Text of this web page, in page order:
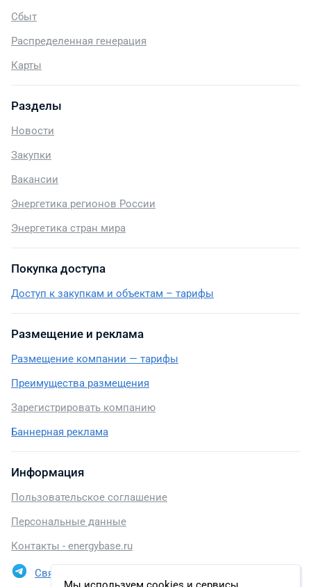
Сбыт
Распределенная генерация
Карты
Разделы
Новости
Закупки
Вакансии
Энергетика регионов России
Энергетика стран мира
Покупка доступа
Доступ к закупкам и объектам – тарифы
Размещение и реклама
Размещение компании — тарифы
Преимущества размещения
Зарегистрировать компанию
Баннерная реклама
Информация
Пользовательское соглашение
Персональные данные
Контакты - energybase.ru
Связаться в Telegram